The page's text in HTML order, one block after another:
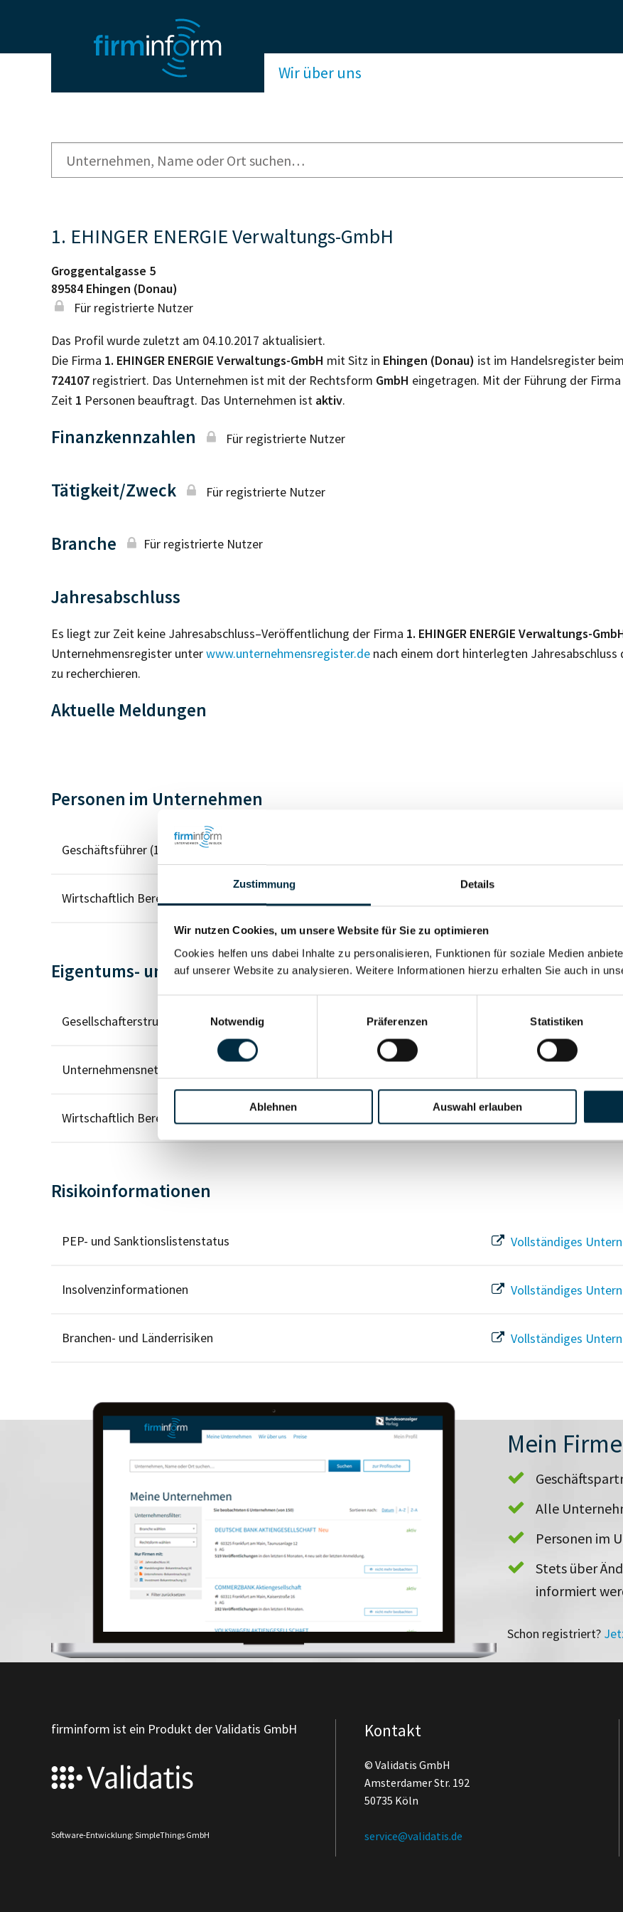
Zustimmung Details
Wir nutzen Cookies, um unsere Website für Sie zu optimieren
Cookies helfen uns dabei Inhalte zu personalisieren, Funktionen für soziale Medien
auf unserer Website zu analysieren. Weitere Informationen hierzu erhalten Sie auch in
Notwendig
Präferenzen Statistiken
Ablehnen Auswahl erlauben
Wir über uns
1. EHINGER ENERGIE Verwaltungs-GmbH
Groggentalgasse 5
89584 Ehingen (Donau)
Für registrierte Nutzer
Das Profil wurde zuletzt am 04.10.2017 aktualisiert.
Die Firma 1. EHINGER ENERGIE Verwaltungs-GmbH mit Sitz in Ehingen (Donau) ist im Handelsregister
724107 registriert. Das Unternehmen ist mit der Rechtsform GmbH eingetragen. Mit der Führung der Firma
Zeit 1 Personen beauftragt. Das Unternehmen ist aktiv.
Finanzkennzahlen Für registrierte Nutzer
Tätigkeit/Zweck Für registrierte Nutzer
Branche Für registrierte Nutzer
Jahresabschluss
Es liegt zur Zeit keine Jahresabschluss–Veröffentlichung der Firma 1. EHINGER ENERGIE Verwaltungs-
Unternehmensregister unterwww.unternehmensregister.de nach einem dort hinterlegten Jahresabschluss
zu recherchieren.
Aktuelle Meldungen
Personen im Unternehmen
Geschäftsführer (1)
Wirtschaftlich Berechtigter
Eigentums- und Kontrollstruktur
Gesellschafterstruktur Vollständiges
Unternehmensnetzwerk
Wirtschaftlich Berechtigten Pfad Vollständiges
Risikoinformationen
PEP- und Sanktionslistenstatus Vollständiges
Insolvenzinformationen Vollständiges
Branchen- und Länderrisiken Vollständiges
Mein
Alle
Personen im
Stets über
informiert
Schon registriert?
firminform ist ein Produkt der Validatis GmbH
Software-Entwicklung: SimpleThings GmbH
Kontakt
© Validatis GmbH
Amsterdamer Str. 192
50735 Köln
service@validatis.de